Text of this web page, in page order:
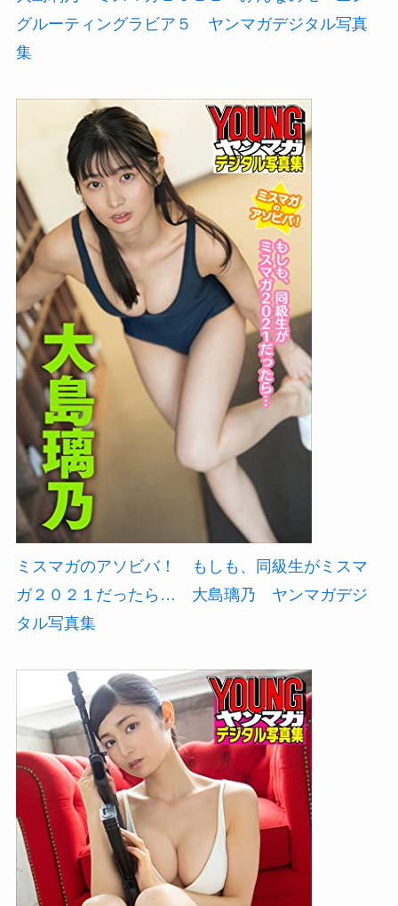
グルーティングラビア５ ヤンマガデジタル写真
集
ミスマガのアソビバ！ もしも、同級生がミスマ
ガ２０２１だったら… 大島璃乃 ヤンマガデジ
タル写真集